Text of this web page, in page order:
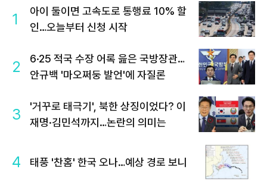
1
아이 둘이면 고속도로 통행료 10% 할
인…오늘부터 신청 시작
2
6·25 적국 수장 어록 읊은 국방장관…
안규백 '마오쩌둥 발언'에 자질론
3
'거꾸로 태극기', 북한 상징이었다? 이
재명·김민석까지…논란의 의미는
4 태풍 '찬홈' 한국 오나…예상 경로 보니